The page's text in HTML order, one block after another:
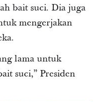
bait suci. Dia juga
mengerjakan
lama untuk
suci,” Presiden